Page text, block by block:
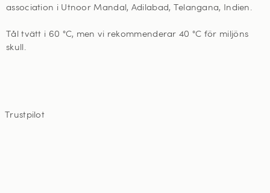
association i Utnoor Mandal, Adilabad, Telangana, Indien.
Tål tvätt i 60 °C, men vi rekommenderar 40 °C för miljöns
skull .
Trustpilot